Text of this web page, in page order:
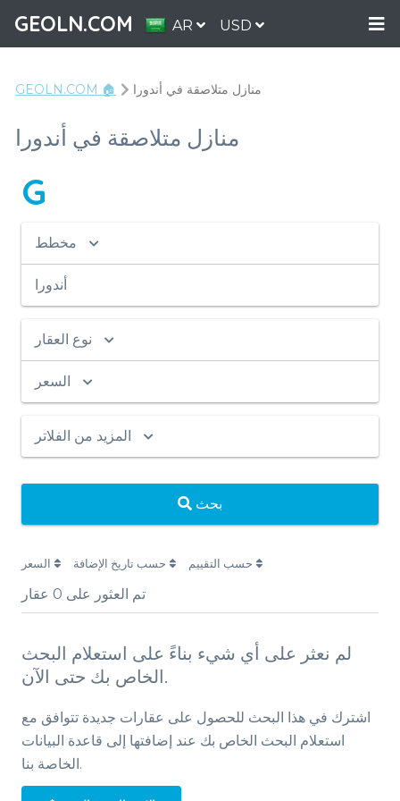
GEOLN.COM AR USD
GEOLN.COM 🏠 منازل متلاصقة في أندورا
منازل متلاصقة في أندورا
G
أندورا
نوع العقار
السعر
المزيد من الفلاتر
بحث
تم العثور على 0 عقار
لم نعثر على أي شيء بناءً على استعلام البحث
الخاص بك حتى الآن.
اشترك في هذا البحث للحصول على عقارات جديدة تتوافق مع
استعلام البحث الخاص بك عند إضافتها إلى قاعدة البيانات
الخاصة بنا.